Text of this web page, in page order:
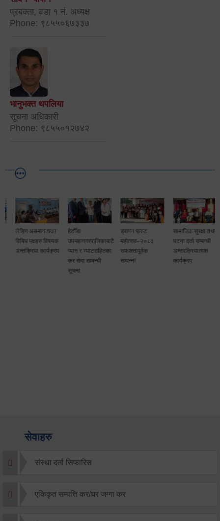
प्रबक्ता, वडा १ नं. अध्यक्ष
Phone: ९८५५०६७३३७
भानुभक्त थपलिया
सूचना अधिकारी
Phone: ९८५५०१२७४२
लैङ्गि असमानताका
विबिध पक्षहरु विषयक
अन्तक्रिया कार्यक्रम
हेटौँडा
उपमहानगरपालिकाबाटै
प्यान र भ्याटसहितका
कर सेवा सम्बन्धी
सूचना
ड्रागन फ्रुट
महोत्सव–२०८३
सफलतापूर्वक
सम्पन्न!
सामाजिक सुरक्षा तथा
घटना दर्ता सम्बन्धी
अन्तरक्रियात्मक
कार्यक्रम
सेवाहरु
संस्था दर्ता सिफारिस
एकिकृत सम्पत्ति कर/घर जग्गा कर